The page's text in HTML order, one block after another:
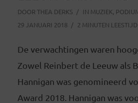
DOOR THEA DERKS IN MUZIEK,
29 JANUARI 2018
2 MINUTEN LEESTIJD
De verwachtingen waren
Zowel Reinbert de Leeuw als
Hannigan was genomineerd
Award 2018. Hannigan was